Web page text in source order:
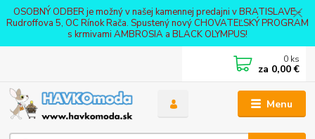
OSOBNÝ ODBER je možný v našej kamennej predajni v BRATISLAVE -
Rudroffova 5, OC Rínok Rača. Spustený nový CHOVATEĽSKÝ PROGRAM
s krmivami AMBROSIA a BLACK OLYMPUS!
Menu
0 ks
za 0,00 €